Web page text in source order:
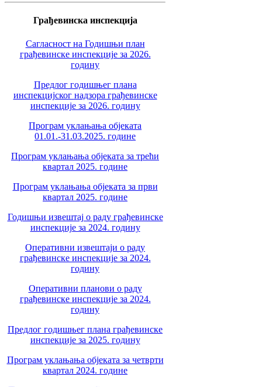
Грађевинска инспекција
Сагласност на Годишњи план
грађевинске инспекције за 2026.
годину
Предлог годишњег плана
инспекцијског надзора грађевинске
инспекције за 2026. годину
Програм уклањања објеката
01.01.-31.03.2025. године
Програм уклањања објеката за трећи
квартал 2025. године
Програм уклањања објеката за први
квартал 2025. године
Годишњи извештај о раду грађевинске
инспекције за 2024. годину
Оперативни извештаји о раду
грађевинске инспекције за 2024.
годину
Оперативни планови о раду
грађевинске инспекције за 2024.
годину
Предлог годишњег плана грађевинске
инспекције за 2025. годину
Програм уклањања објеката за четврти
квартал 2024. године